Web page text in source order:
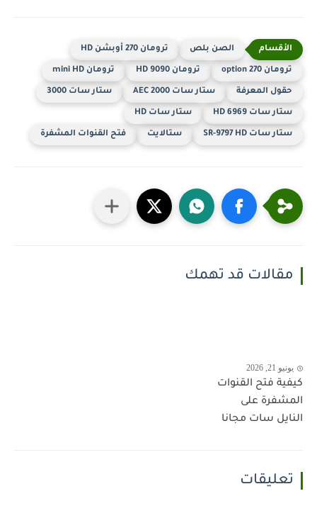
الصن بلص ترومان 270 أوبشن HD
ترومان 270 option ترومان 9090 HD ترومان mini HD
حقول المعرفة ستار سات 2000 AEC ستار سات 3000
ستار سات 6969 HD ستار سات HD
ستار سات SR-9797 HD ستالايت فتح القنوات المشفرة
مقالات قد تهمك
يونيو 21, 2026
كيفية فتح القنوات
المشفرة على
النايل سات مجانا
تعليقات